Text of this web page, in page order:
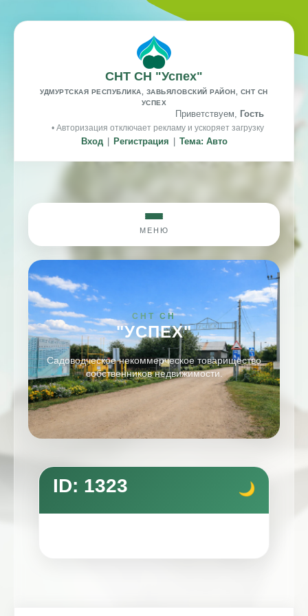
СНТ СН "Успех"
УДМУРТСКАЯ РЕСПУБЛИКА, ЗАВЬЯЛОВСКИЙ РАЙОН, СНТ СН
УСПЕХ
Приветствуем, Гость
• Авторизация отключает рекламу и ускоряет загрузку
Вход Регистрация Тема: Авто
МЕНЮ
СНТ СН
"УСПЕХ"
Садоводческое некоммерческое товарищество
собственников недвижимости.
ID: 1323